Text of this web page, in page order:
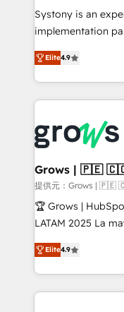
Your team learns
broke. Built for
constraints. By the Numbers 🏆 Top 1% of all
HubSpot partners
and sales ops at
move beyond
that drive real
Systony is an
implementation
organization's
with your
you are too. Why Systony? - 20+ years of
experience with
Own back-end
migrations (e.g.
View, SuperOffice)
Business Central,
focus on growing
such as
partner, we know
That's why we
Elite4.9
Grows | 🇵🇪
提供元：Grows |
🏆 Grows |
LATAM 2025 La mayoría de las empresas en LATAM
no tienen un
problema de
dispersos y
clave — no de
Elite4.9